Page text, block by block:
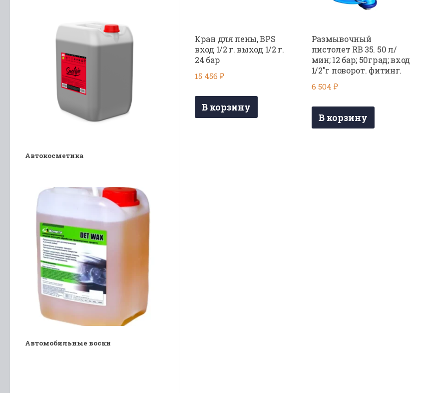
Кран для пены, BPS
вход 1/2 г. выход 1/2 г.
24 бар
15 456 ₽
В корзину
Размывочный
пистолет RB 35. 50 л/
мин; 12 бар; 50град; вход
1/2″г поворот. фитинг.
6 504 ₽
В корзину
Автокосметика
Автомобильные воски